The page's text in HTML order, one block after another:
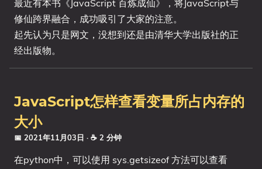
分类
系列
最近有本书《JavaScript 百炼成仙》，将JavaScript与
修仙跨界融合，成功吸引了大家的注意。
起先认为只是网文，没想到还是由清华大学出版社的正
经出版物。
JavaScript怎样查看变量所占内存的
大小
📅 2021年11月03日 · ☕ 2 分钟
在python中，可以使用 sys.getsizeof 方法可以查看